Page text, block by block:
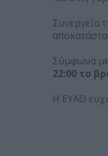
Συνεργεία
Σύμφωνα
22:00 το
Η ΕΥΑΘ